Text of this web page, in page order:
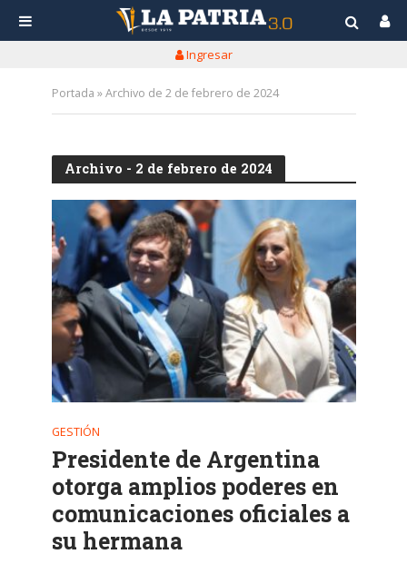
Ingresar
Portada »Archivo de 2 de febrero de 2024
Archivo - 2 de febrero de 2024
GESTIÓN
Presidente de Argentina
otorga amplios poderes en
comunicaciones oficiales a
su hermana